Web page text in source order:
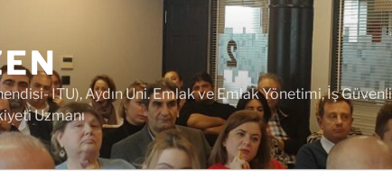
ITU), Aydın Uni. Emlak ve Emlak Yönetimi, İş
Uzmanı